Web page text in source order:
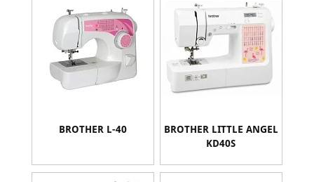
BROTHER L-40
BROTHER LITTLE ANGEL
KD40S